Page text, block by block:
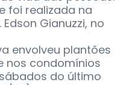
foi realizada na
Gianuzzi, no
envolveu plantões
nos condomínios
do último